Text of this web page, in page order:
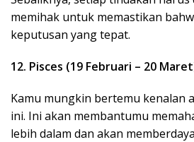
memihak untuk memastikan
keputusan yang tepat.
12. Pisces (19 Februari – 20
Kamu mungkin bertemu kenalan
ini. Ini akan membantumu
lebih dalam dan akan